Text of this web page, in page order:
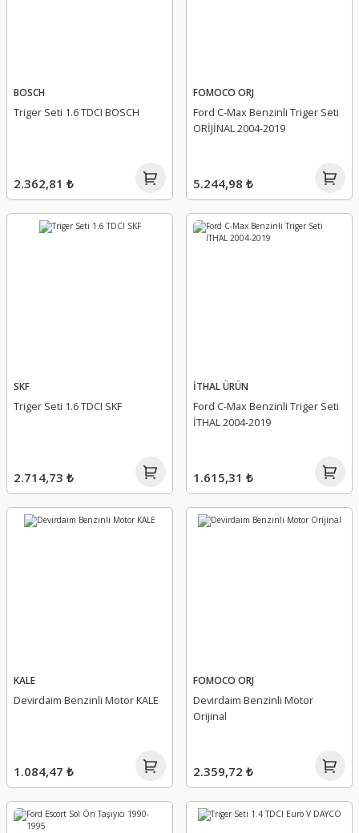
BOSCH
Triger Seti 1.6 TDCI BOSCH
2.362,81 ₺
FOMOCO ORJ
Ford C-Max Benzinli Triger Seti
ORİJİNAL 2004-2019
5.244,98 ₺
SKF
Triger Seti 1.6 TDCI SKF
2.714,73 ₺
İTHAL ÜRÜN
Ford C-Max Benzinli Triger Seti
İTHAL 2004-2019
1.615,31 ₺
KALE
Devirdaim Benzinli Motor KALE
1.084,47 ₺
FOMOCO ORJ
Devirdaim Benzinli Motor
Orijinal
2.359,72 ₺